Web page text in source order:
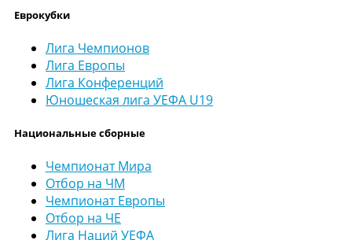
Еврокубки
Лига Чемпионов
Лига Европы
Лига Конференций
Юношеская лига УЕФА U19
Национальные сборные
Чемпионат Мира
Отбор на ЧМ
Чемпионат Европы
Отбор на ЧЕ
Лига Наций УЕФА